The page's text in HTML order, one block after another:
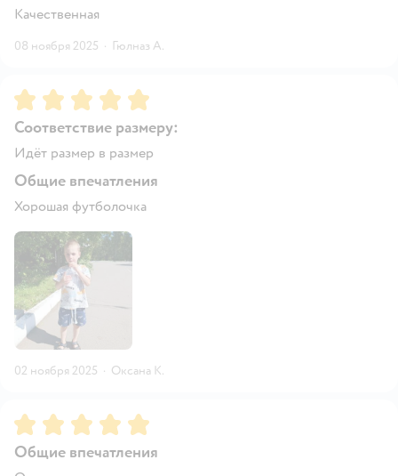
Качественная
08 ноября 2025 · Гюлназ А.
Рейтинг:5
Соответствие размеру:
Идёт размер в размер
Общие впечатления
Хорошая футболочка
02 ноября 2025 · Оксана К.
Рейтинг:5
Общие впечатления